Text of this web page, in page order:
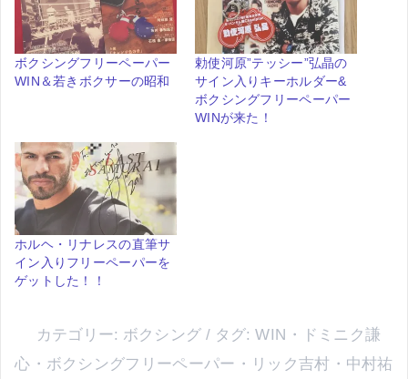
中…
ボクシングフリーペーパー
WIN＆若きボクサーの昭和
勅使河原”テッシー”弘晶の
サイン入りキーホルダー&
ボクシングフリーペーパー
WINが来た！
ホルヘ・リナレスの直筆サ
イン入りフリーペーパーを
ゲットした！！
カテゴリー: ボクシング タグ:WIN ・
ドミニク謙
心 ・ ボクシングフリーペーパー ・ リック吉村 ・ 中村祐